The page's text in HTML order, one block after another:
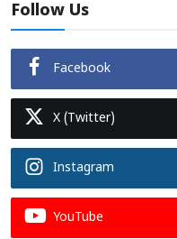
Follow Us
Facebook
X (Twitter)
Instagram
YouTube